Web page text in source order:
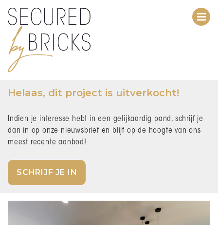
Helaas, dit project is uitverkocht!
Indien je interesse hebt in een gelijkaardig pand, schrijf je
dan in op onze nieuwsbrief en blijf op de hoogte van ons
meest recente aanbod!
SCHRIJF JE IN